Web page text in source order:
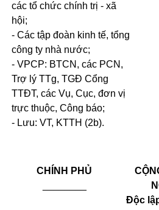
các tổ chức chính trị - xã
hội;
- Các tập đoàn kinh tế, tổng
công ty nhà nước;
- VPCP: BTCN, các PCN,
Trợ lý TTg, TGĐ Cổng
TTĐT, các Vụ, Cục, đơn vị
trực thuộc, Công báo;
- Lưu: VT, KTTH (2b).
CHÍNH PHỦ
Độc